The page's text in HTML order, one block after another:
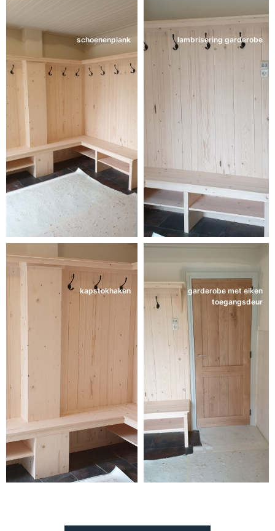
schoenenplank lambrisering garderobe
kapstokhaken
garderobe met eiken
toegangsdeur